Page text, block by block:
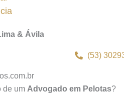
& Ávila
(53)
de um Advogado em Pelotas?